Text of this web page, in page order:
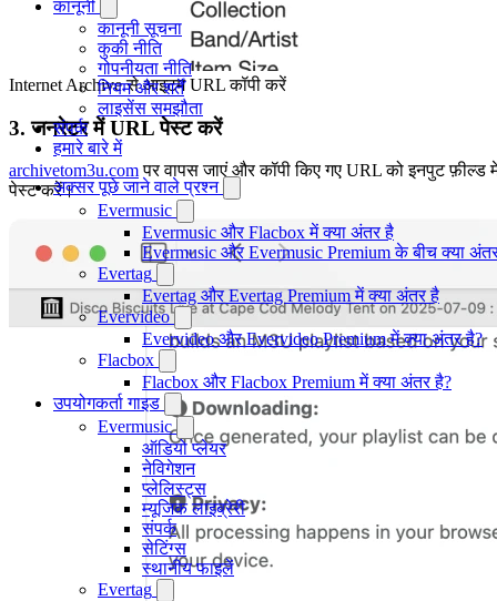
कानूनी
कानूनी सूचना
कुकी नीति
गोपनीयता नीति
नियम और शर्तें
लाइसेंस समझौता
संपर्क
हमारे बारे में
अक्सर पूछे जाने वाले प्रश्न
Evermusic
Evermusic और Flacbox में क्या अंतर है
Evermusic और Evermusic Premium के बीच क्या
Evertag
Evertag और Evertag Premium में क्या अंतर है
Evervideo
Evervideo और Evervideo Premium में क्या अंतर है?
Flacbox
Flacbox और Flacbox Premium में क्या अंतर है?
उपयोगकर्ता गाइड
Evermusic
ऑडियो प्लेयर
नेविगेशन
प्लेलिस्ट्स
म्यूजिक लाइब्रेरी
संपर्क
सेटिंग्स
स्थानीय फाइलें
Evertag
Internet Archive से आइटम URL कॉपी करें
3. जनरेटर में URL पेस्ट करें
archivetom3u.comपर वापस जाएं और कॉपी किए गए URL को इनपुट फ़ील्ड
पेस्ट करें।